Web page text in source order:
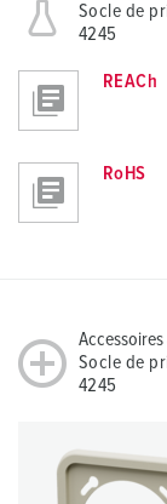
Socle de
4245
REACh
RoHS
Socle de
4245